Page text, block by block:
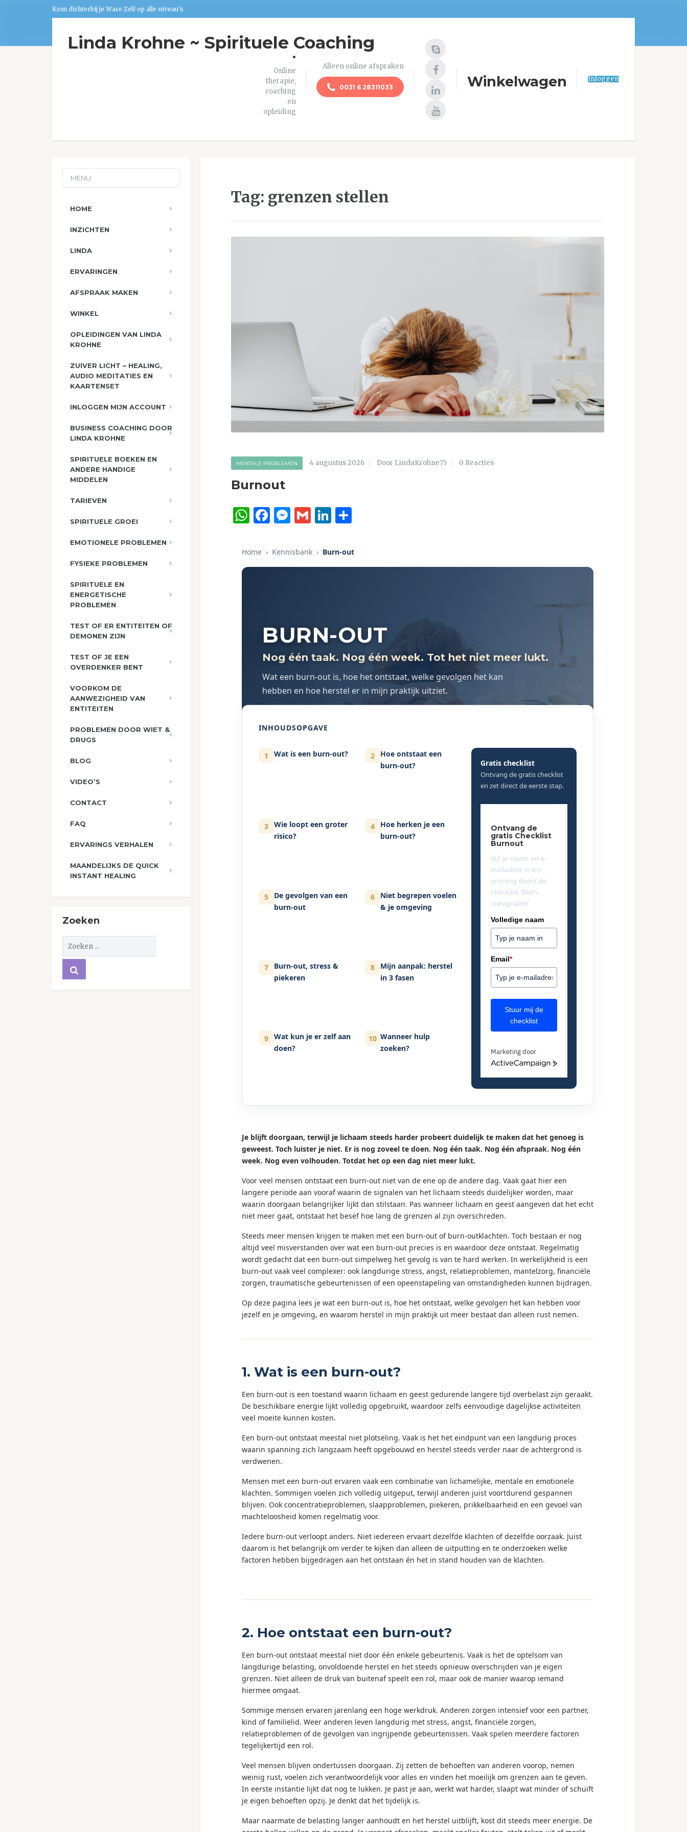
Kom dichterbij je Ware Zelf op alle niveau's
Linda Krohne ~ Spirituele Coaching
.
Online
therapie,
coaching
en
opleiding
Alleen online afspraken
0031 6 28311033 Winkelwagen Inloggen
Tag: grenzen stellen
MENTALE PROBLEMEN 4 augustus 2026 Door LindaKrohne75 0 Reacties
Burnout
WhatsApp
Facebook
Messenger
GmailLinkedIn
Home › Kennisbank › Burn-out
BURN-OUT
Nog één taak. Nog één week. Tot het niet meer lukt.
Wat een burn-out is, hoe het ontstaat, welke gevolgen het kan
hebben en hoe herstel er in mijn praktijk uitziet.
INHOUDSOPGAVE
1 Wat is een burn-out? 2
Hoe ontstaat een
burn-out?
Gratis checklist
Ontvang de gratis checklist
en zet direct de eerste stap.
Ontvang de
gratis Checklist
Burnout
Vul je naam en e-
mailadres in en
ontvang direct de
checklist 'Burn-
outsignalen'.
Volledige naam
Email*
Stuur mij de
checklist
Marketing door
ActiveCampaign
3 Wie loopt een groter
risico?
4
Hoe herken je een
burn-out?
5
De gevolgen van een
burn-out
6
Niet begrepen voelen
& je omgeving
7
Burn-out, stress &
piekeren
8
Mijn aanpak: herstel
in 3 fasen
9 Wat kun je er zelf aan
doen?
10 Wanneer hulp
zoeken?
Je blijft doorgaan, terwijl je lichaam steeds harder probeert duidelijk te maken dat het genoeg is
geweest. Toch luister je niet. Er is nog zoveel te doen. Nog één taak. Nog één afspraak. Nog één
week. Nog even volhouden. Totdat het op een dag niet meer lukt.
Voor veel mensen ontstaat een burn-out niet van de ene op de andere dag. Vaak gaat hier een
langere periode aan vooraf waarin de signalen van het lichaam steeds duidelijker worden, maar
waarin doorgaan belangrijker lijkt dan stilstaan. Pas wanneer lichaam en geest aangeven dat het echt
niet meer gaat, ontstaat het besef hoe lang de grenzen al zijn overschreden.
Steeds meer mensen krijgen te maken met een burn-out of burn-outklachten. Toch bestaan er nog
altijd veel misverstanden over wat een burn-out precies is en waardoor deze ontstaat. Regelmatig
wordt gedacht dat een burn-out simpelweg het gevolg is van te hard werken. In werkelijkheid is een
burn-out vaak veel complexer: ook langdurige stress, angst, relatieproblemen, mantelzorg, financiële
zorgen, traumatische gebeurtenissen of een opeenstapeling van omstandigheden kunnen bijdragen.
Op deze pagina lees je wat een burn-out is, hoe het ontstaat, welke gevolgen het kan hebben voor
jezelf en je omgeving, en waarom herstel in mijn praktijk uit meer bestaat dan alleen rust nemen.
1. Wat is een burn-out?
Een burn-out is een toestand waarin lichaam en geest gedurende langere tijd overbelast zijn geraakt.
De beschikbare energie lijkt volledig opgebruikt, waardoor zelfs eenvoudige dagelijkse activiteiten
veel moeite kunnen kosten.
Een burn-out ontstaat meestal niet plotseling. Vaak is het het eindpunt van een langdurig proces
waarin spanning zich langzaam heeft opgebouwd en herstel steeds verder naar de achtergrond is
verdwenen.
Mensen met een burn-out ervaren vaak een combinatie van lichamelijke, mentale en emotionele
klachten. Sommigen voelen zich volledig uitgeput, terwijl anderen juist voortdurend gespannen
blijven. Ook concentratieproblemen, slaapproblemen, piekeren, prikkelbaarheid en een gevoel van
machteloosheid komen regelmatig voor.
Iedere burn-out verloopt anders. Niet iedereen ervaart dezelfde klachten of dezelfde oorzaak. Juist
daarom is het belangrijk om verder te kijken dan alleen de uitputting en te onderzoeken welke
factoren hebben bijgedragen aan het ontstaan én het in stand houden van de klachten.
2. Hoe ontstaat een burn-out?
Een burn-out ontstaat meestal niet door één enkele gebeurtenis. Vaak is het de optelsom van
langdurige belasting, onvoldoende herstel en het steeds opnieuw overschrijden van je eigen
grenzen. Niet alleen de druk van buitenaf speelt een rol, maar ook de manier waarop iemand
hiermee omgaat.
Sommige mensen ervaren jarenlang een hoge werkdruk. Anderen zorgen intensief voor een partner,
kind of familielid. Weer anderen leven langdurig met stress, angst, financiële zorgen,
relatieproblemen of de gevolgen van ingrijpende gebeurtenissen. Vaak spelen meerdere factoren
tegelijkertijd een rol.
Veel mensen blijven ondertussen doorgaan. Zij zetten de behoeften van anderen voorop, nemen
weinig rust, voelen zich verantwoordelijk voor alles en vinden het moeilijk om grenzen aan te geven.
In eerste instantie lijkt dat nog te lukken. Je past je aan, werkt wat harder, slaapt wat minder of schuift
je eigen behoeften opzij. Je denkt dat het tijdelijk is.
Maar naarmate de belasting langer aanhoudt en het herstel uitblijft, kost dit steeds meer energie. De
MENU
HOME
INZICHTEN
LINDA
ERVARINGEN
AFSPRAAK MAKEN
WINKEL
OPLEIDINGEN VAN LINDA
KROHNE
ZUIVER LICHT – HEALING,
AUDIO MEDITATIES EN
KAARTENSET
INLOGGEN MIJN ACCOUNT
BUSINESS COACHING DOOR
LINDA KROHNE
SPIRITUELE BOEKEN EN
ANDERE HANDIGE
MIDDELEN
TARIEVEN
SPIRITUELE GROEI
EMOTIONELE PROBLEMEN
FYSIEKE PROBLEMEN
SPIRITUELE EN
ENERGETISCHE
PROBLEMEN
TEST OF ER ENTITEITEN OF
DEMONEN ZIJN
TEST OF JE EEN
OVERDENKER BENT
VOORKOM DE
AANWEZIGHEID VAN
ENTITEITEN
PROBLEMEN DOOR WIET &
DRUGS
BLOG
VIDEO’S
CONTACT
FAQ
ERVARINGS VERHALEN
MAANDELIJKS DE QUICK
INSTANT HEALING
Zoeken